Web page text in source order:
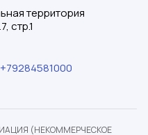
территория
стр.1
+79284581000
(НЕКОММЕРЧЕСКОЕ